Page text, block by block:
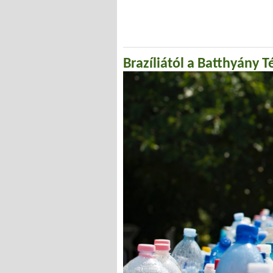
Brazíliától a Batthyány